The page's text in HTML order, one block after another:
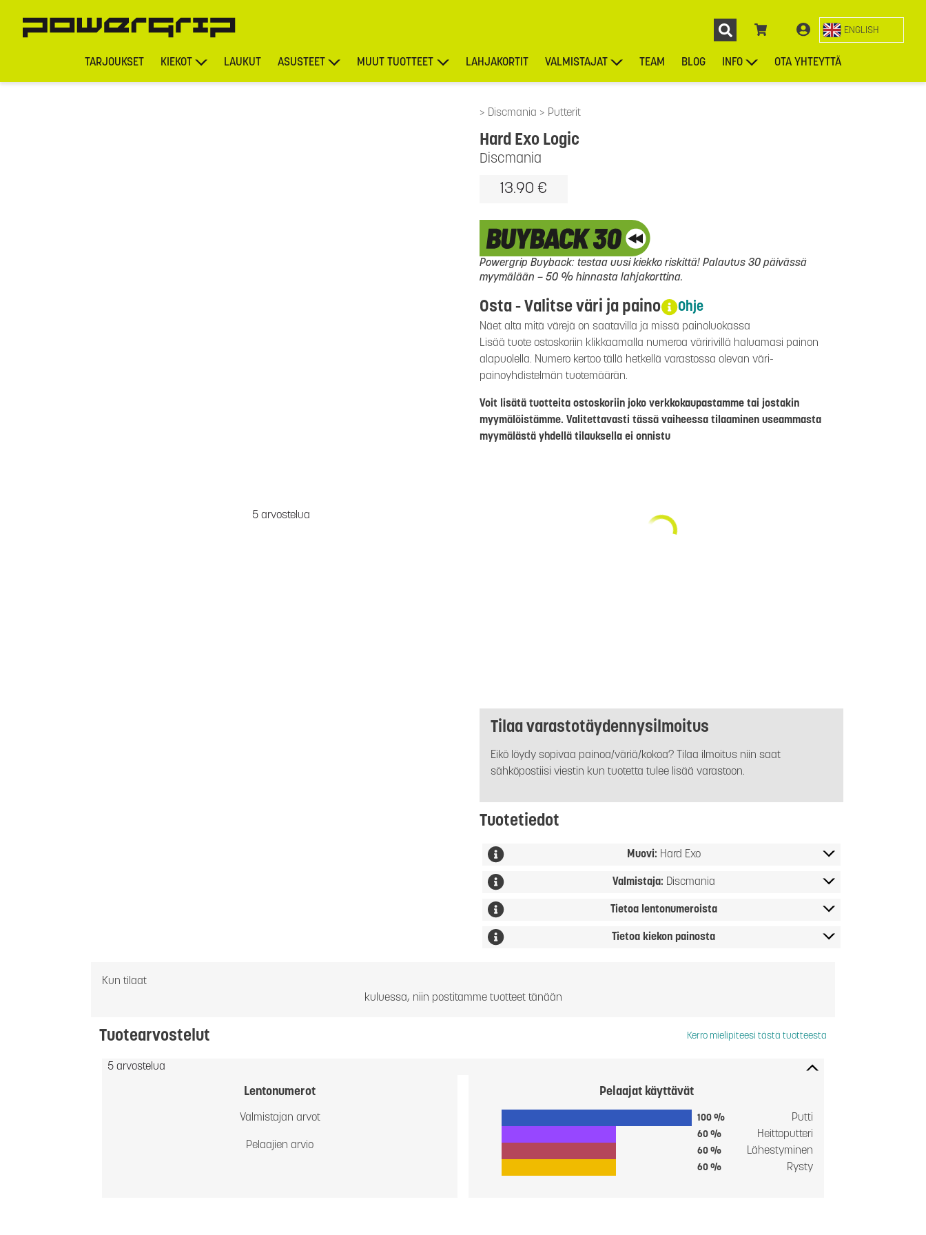
ENGLISH
TARJOUKSET KIEKOT LAUKUT ASUSTEET MUUT TUOTTEET LAHJAKORTIT VALMISTAJAT TEAM BLOG INFO OTA YHTEYTTÄ
Discmania Putterit
5 arvostelua
Discmania
Hard Exo Logic
13.90 €
Powergrip Buyback: testaa uusi kiekko riskittä! Palautus 30 päivässä
myymälään – 50 % hinnasta lahjakorttina.
Osta - Valitse väri ja paino Ohje
Näet alta mitä värejä on saatavilla ja missä painoluokassa
Lisää tuote ostoskoriin klikkaamalla numeroa väririvillä haluamasi painon
alapuolella. Numero kertoo tällä hetkellä varastossa olevan väri-
painoyhdistelmän tuotemäärän.
Voit lisätä tuotteita ostoskoriin joko verkkokaupastamme tai jostakin
myymälöistämme. Valitettavasti tässä vaiheessa tilaaminen useammasta
myymälästä yhdellä tilauksella ei onnistu
Tilaa varastotäydennysilmoitus
Eikö löydy sopivaa painoa/väriä/kokoa? Tilaa ilmoitus niin saat
sähköpostiisi viestin kun tuotetta tulee lisää varastoon.
Tuotetiedot
Muovi: Hard Exo
Valmistaja: Discmania
Tietoa lentonumeroista
Tietoa kiekon painosta
Kun tilaat
kuluessa, niin postitamme tuotteet tänään
Tuotearvostelut Kerro mielipiteesi tästä tuotteesta
5 arvostelua
Lentonumerot
Valmistajan arvot
Pelaajien arvio
Pelaajat käyttävät
100 % Putti
60 % Heittoputteri
60 % Lähestyminen
60 % Rysty